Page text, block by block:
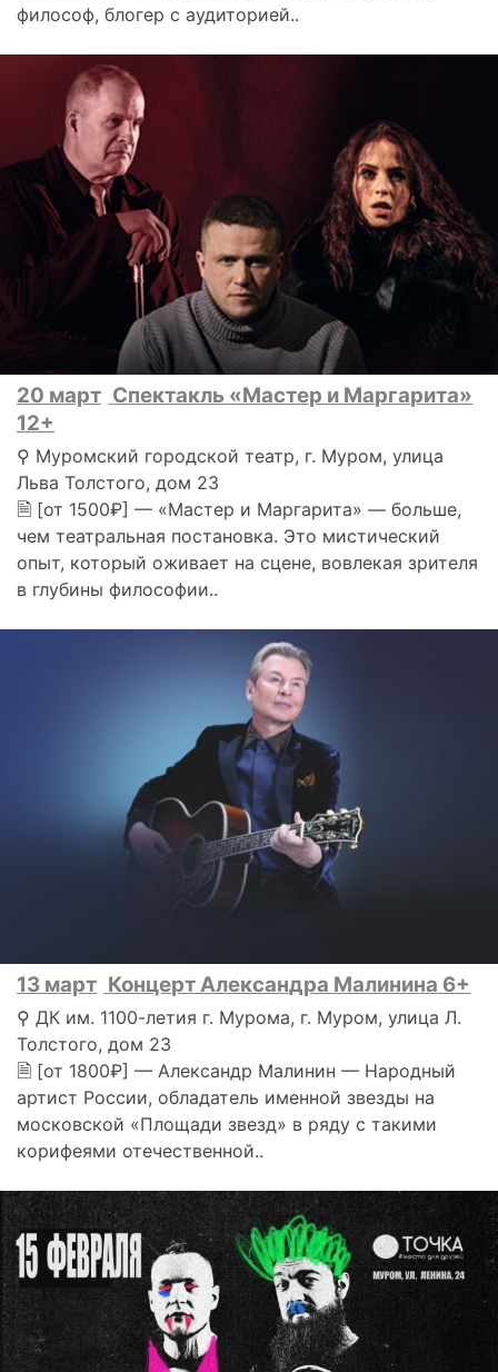
философ, блогер с аудиторией..
20 март Спектакль «Мастер и Маргарита»
12+
⚲ Муромский городской театр, г. Муром, улица
Льва Толстого, дом 23
🗎 [от 1500₽] — «Мастер и Маргарита» — больше,
чем театральная постановка. Это мистический
опыт, который оживает на сцене, вовлекая зрителя
в глубины философии..
13 март Концерт Александра Малинина 6+
⚲ ДК им. 1100-летия г. Мурома, г. Муром, улица Л.
Толстого, дом 23
🗎 [от 1800₽] — Александр Малинин — Народный
артист России, обладатель именной звезды на
московской «Площади звезд» в ряду с такими
корифеями отечественной..